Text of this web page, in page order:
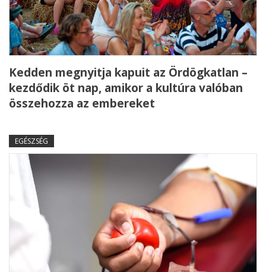
Kedden megnyitja kapuit az Ördögkatlan –
kezdődik öt nap, amikor a kultúra valóban
összehozza az embereket
EGÉSZSÉG